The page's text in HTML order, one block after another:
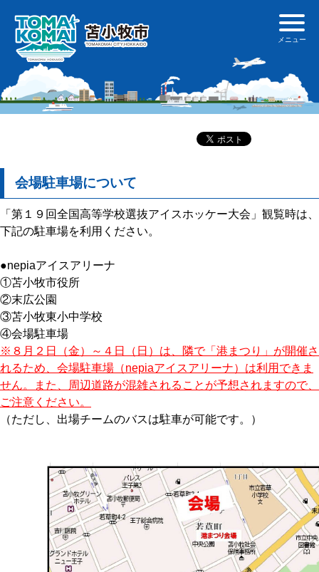
会場駐車場について
「第１９回全国高等学校選抜アイスホッケー大会」観覧時は、
下記の駐車場を利用ください。
●nepiaアイスアリーナ
①苫小牧市役所
②末広公園
③苫小牧東小中学校
④会場駐車場
※８月２日（金）～４日（日）は、隣で「港まつり」が開催さ
れるため、会場駐車場（nepiaアイスアリーナ）は利用できま
せん。また、周辺道路が混雑されることが予想されますので、
ご注意ください。
（ただし、出場チームのバスは駐車が可能です。）